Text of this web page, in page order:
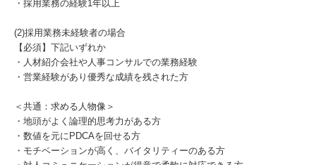
・採用業務の経験1年以上
(2)採用業務未経験者の場合
【必須】下記いずれか
・人材紹介会社や人事コンサルでの業務経験
・営業経験があり優秀な成績を残された方
＜共通：求める人物像＞
・地頭がよく論理的思考力がある方
・数値を元にPDCAを回せる方
・モチベーションが高く、バイタリティーのある方